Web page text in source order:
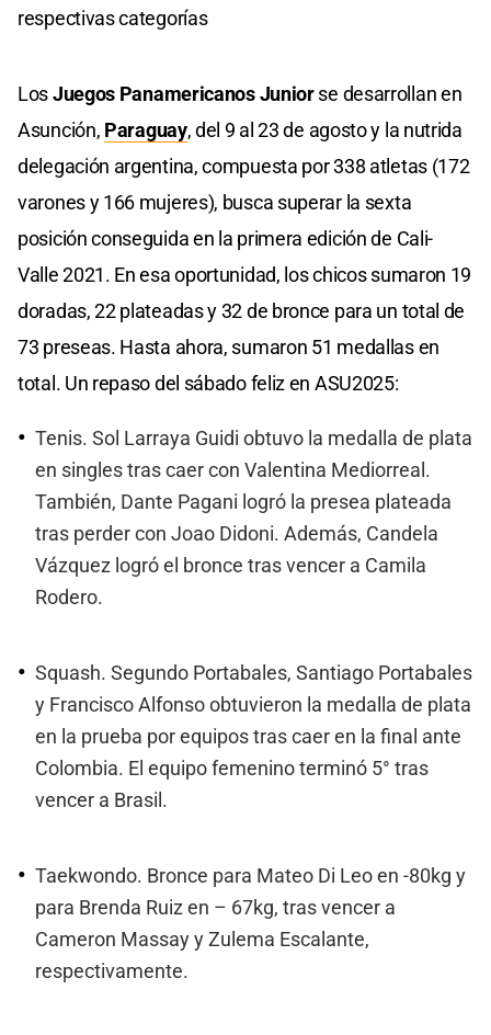
respectivas categorías
LosJuegos Panamericanos Juniorse desarrollan en
Asunción, Paraguay, del 9 al 23 de agosto y la nutrida
delegación argentina, compuesta por 338 atletas (172
varones y 166 mujeres), busca superar la sexta
posición conseguida en la primera edición de Cali-
Valle 2021. En esa oportunidad, los chicos sumaron 19
doradas, 22 plateadas y 32 de bronce para un total de
73 preseas. Hasta ahora, sumaron 51 medallas en
total. Un repaso del sábado feliz en ASU2025:
Tenis. Sol Larraya Guidi obtuvo la medalla de plata
en singles tras caer con Valentina Mediorreal.
También, Dante Pagani logró la presea plateada
tras perder con Joao Didoni. Además, Candela
Vázquez logró el bronce tras vencer a Camila
Rodero.
Squash. Segundo Portabales, Santiago Portabales
y Francisco Alfonso obtuvieron la medalla de plata
en la prueba por equipos tras caer en la final ante
Colombia. El equipo femenino terminó 5° tras
vencer a Brasil.
Taekwondo. Bronce para Mateo Di Leo en -80kg y
para Brenda Ruiz en – 67kg, tras vencer a
Cameron Massay y Zulema Escalante,
respectivamente.